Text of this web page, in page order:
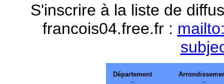
S'inscrire à la liste de
francois04.free.fr :
Département
--
--